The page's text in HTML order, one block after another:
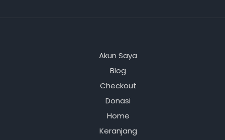
Akun Saya
Blog
Checkout
Donasi
Home
Keranjang